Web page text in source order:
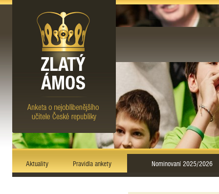
Aktuality Pravidla ankety Nominovaní 2025/2026